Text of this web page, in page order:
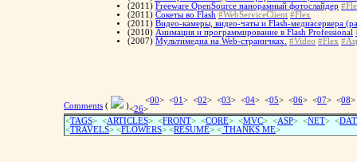
(2011) Freeware OpenSource панорамный фотослайдер
(2011) Сокеты во Flash #WebServiceClient #Flex
(2011) Видео-камеры, видео-чаты и Flash-медиасервера
(2010) Анимация и программирование в Flash Professional
(2007) Мультимедиа на Web-страничках. #Video #Flex
Comments ( )
<00> <01 > <02> <03> <04> <05> <06> <07> <08
<26>
<TAGS> <ARTICLES> <FRONT> <CORE> <MVC> <ASP> <NET> <
<TRAVELS> <FLOWERS> <RESUME> < THANKS ME>